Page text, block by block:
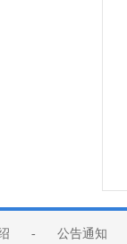
- 公告通知